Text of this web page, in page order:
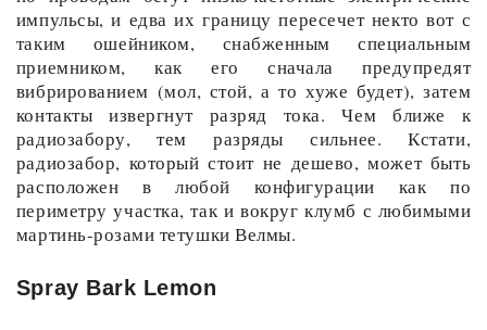
импульсы, и едва их границу пересечет некто вот с
таким ошейником, снабженным специальным
приемником, как его сначала предупредят
вибрированием (мол, стой, а то хуже будет), затем
контакты извергнут разряд тока. Чем ближе к
радиозабору, тем разряды сильнее. Кстати,
радиозабор, который стоит не дешево, может быть
расположен в любой конфигурации как по
периметру участка, так и вокруг клумб с любимыми
мартинь-розами тетушки Велмы.
Spray Bark Lemon